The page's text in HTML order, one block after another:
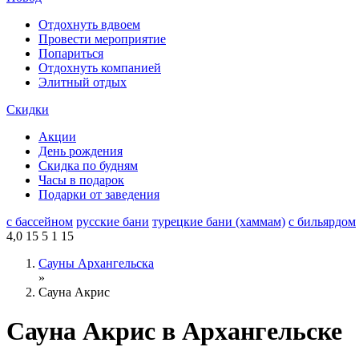
Отдохнуть вдвоем
Провести мероприятие
Попариться
Отдохнуть компанией
Элитный отдых
Скидки
Акции
День рождения
Скидка по будням
Часы в подарок
Подарки от заведения
с бассейном русские бани турецкие бани (хаммам) с бильярдом
4,0 15 5 1 15
Сауны Архангельска
»
Сауна Акрис
Сауна Акрис в Архангельске